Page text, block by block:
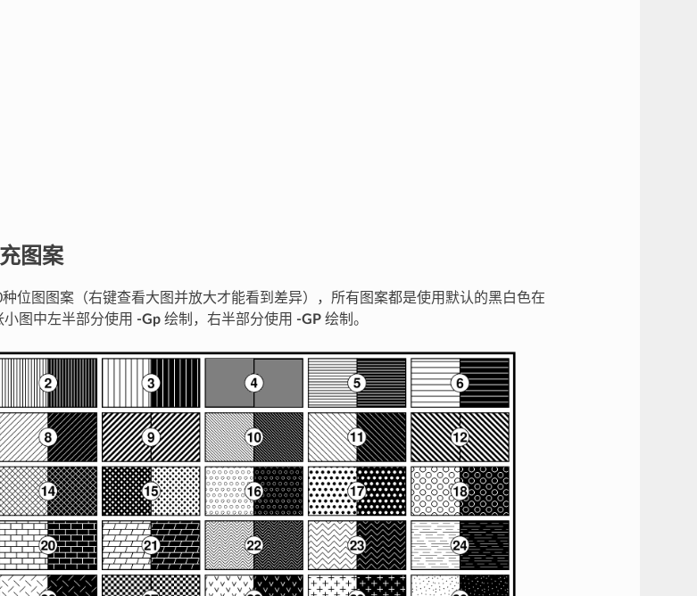
图案
种位图图案（右键查看大图并放大才能看到差异），所有图案都是使用默认的黑白色在
图中左半部分使用 -Gp绘制，右半部分使用 -GP绘制。